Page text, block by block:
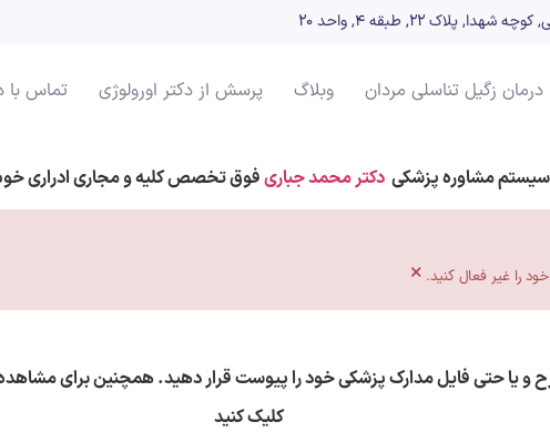
پلاک ۲۲, طبقه ۴, واحد 20
درمان زگیل تناسلی مردان وبلاگ پرسش از دکتر اورولوژی تماس با
سیستم مشاوره پزشکیدکتر محمد جباریفوق تخصص کلیه و مجاری ادراری
×
و یا حتی فایل مدارک پزشکی خود را پیوست قرار دهید. همچنین برای
کلیک کنید